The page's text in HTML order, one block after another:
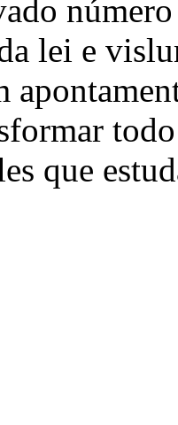
lei e
que